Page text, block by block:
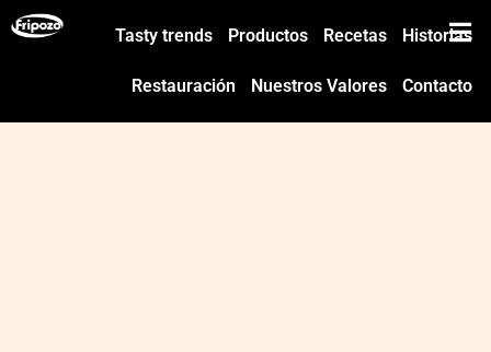
Tasty trends Productos Recetas Historias
Restauración Nuestros Valores Contacto